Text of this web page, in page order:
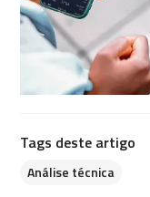
Tags deste artigo
Análise técnica